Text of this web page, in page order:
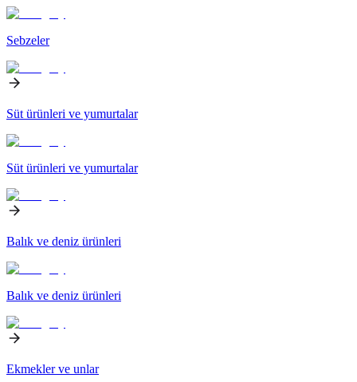
Sebzeler
Süt ürünleri ve yumurtalar
Süt ürünleri ve yumurtalar
Balık ve deniz ürünleri
Balık ve deniz ürünleri
Ekmekler ve unlar